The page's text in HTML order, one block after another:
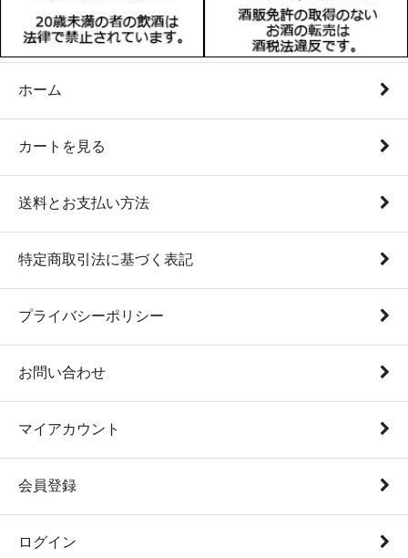
ホーム
カートを見る
送料とお支払い方法
特定商取引法に基づく表記
プライバシーポリシー
お問い合わせ
マイアカウント
会員登録
ログイン